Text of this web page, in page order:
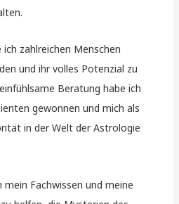
zahlreichen Menschen
und ihr volles Potenzial zu
Beratung habe ich
gewonnen und mich als
in der Welt der Astrologie
Fachwissen und meine